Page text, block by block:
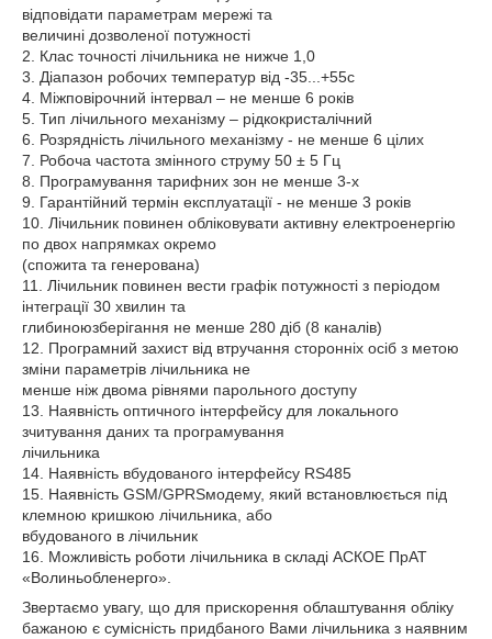
відповідати параметрам мережі та
величині дозволеної потужності
2. Клас точності лічильника не нижче 1,0
3. Діапазон робочих температур від -35...+55с
4. Міжповірочний інтервал – не менше 6 років
5. Тип лічильного механізму – рідкокристалічний
6. Розрядність лічильного механізму - не менше 6 цілих
7. Робоча частота змінного струму 50 ± 5 Гц
8. Програмування тарифних зон не менше 3-х
9. Гарантійний термін експлуатації - не менше 3 років
10. Лічильник повинен обліковувати активну електроенергію
по двох напрямках окремо
(спожита та генерована)
11. Лічильник повинен вести графік потужності з періодом
інтеграції 30 хвилин та
глибиноюзберігання не менше 280 діб (8 каналів)
12. Програмний захист від втручання сторонніх осіб з метою
зміни параметрів лічильника не
менше ніж двома рівнями парольного доступу
13. Наявність оптичного інтерфейсу для локального
зчитування даних та програмування
лічильника
14. Наявність вбудованого інтерфейсу RS485
15. Наявність GSM/GPRSмодему, який встановлюється під
клемною кришкою лічильника, або
вбудованого в лічильник
16. Можливість роботи лічильника в складі АСКОЕ ПрАТ
«Волиньобленерго».
Звертаємо увагу, що для прискорення облаштування обліку
бажаною є сумісність придбаного Вами лічильника з наявним